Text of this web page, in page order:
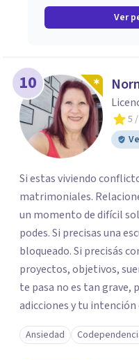
Ver
10
5
Si estas viviendo
matrimoniales.
un momento de difícil
podes. Si precisas una
bloqueado. Si precisás
proyectos, objetivos,
te pasa no es tan grave,
adicciones y tu
pasando. No dudes en comunicarte a fin de comenzar a
resolver la situación que
Ansiedad